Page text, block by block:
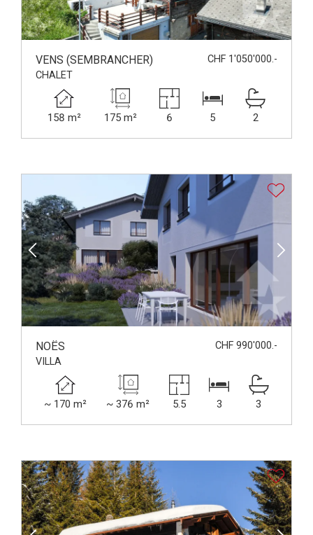
VENS (SEMBRANCHER)
CHF 1'050'000.-
CHALET
158 m² 175 m² 6 5 2
NOËS
CHF 990'000.-
VILLA
~ 170 m² ~ 376 m² 5.5 3 3